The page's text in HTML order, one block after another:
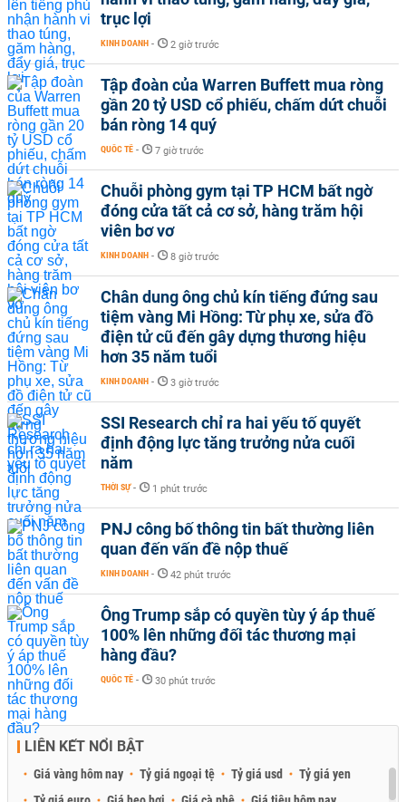
trục lợi
KINH DOANH - 2 giờ trước
Tập đoàn của Warren Buffett mua ròng
gần 20 tỷ USD cổ phiếu, chấm dứt chuỗi
bán ròng 14 quý
QUỐC TẾ - 7 giờ trước
Chuỗi phòng gym tại TP HCM bất ngờ
đóng cửa tất cả cơ sở, hàng trăm hội
viên bơ vơ
KINH DOANH - 8 giờ trước
Chân dung ông chủ kín tiếng đứng sau
tiệm vàng Mi Hồng: Từ phụ xe, sửa đồ
điện tử cũ đến gây dựng thương hiệu
hơn 35 năm tuổi
KINH DOANH - 3 giờ trước
SSI Research chỉ ra hai yếu tố quyết
định động lực tăng trưởng nửa cuối
năm
THỜI SỰ - 1 phút trước
PNJ công bố thông tin bất thường liên
quan đến vấn đề nộp thuế
KINH DOANH - 42 phút trước
Ông Trump sắp có quyền tùy ý áp thuế
100% lên những đối tác thương mại
hàng đầu?
QUỐC TẾ - 30 phút trước
LIÊN KẾT NỔI BẬT
Giá vàng hôm nay Tỷ giá ngoại tệ Tỷ giá usd
Tỷ giá yen